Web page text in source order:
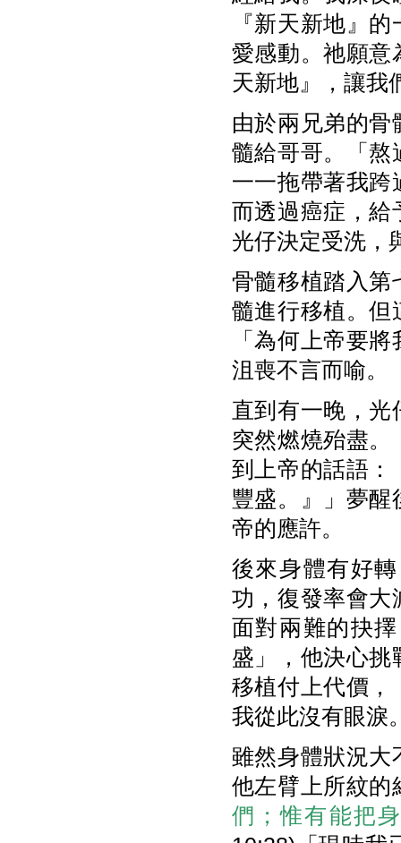
『新天新地』
愛感動。祂願意
天新地』，讓我
由於兩兄弟的
髓給哥哥。「熬
一一拖帶著我跨
而透過癌症，給
光仔決定受洗，
骨髓移植踏入第
髓進行移植。但
「為何上帝要
沮喪不言而喻。
直到有一晚，光
突然燃燒殆盡。
到上帝的話語：
豐盛。』」夢醒
帝的應許。
後來身體有好
功，復發率會大
面對兩難的抉
盛」，他決心挑
移植付上代價，
我從此沒有眼淚
雖然身體狀況大
他左臂上所紋的
們；惟有能把